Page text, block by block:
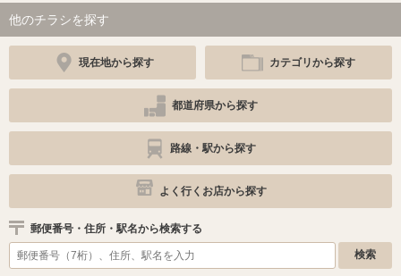
他のチラシを探す
現在地から探す カテゴリから探す
都道府県から探す
路線・駅から探す
よく行くお店から探す
郵便番号・住所・駅名から検索する